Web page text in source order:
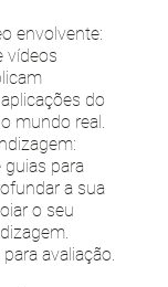
envolvente:
vídeos
do
mundo real.
guias para
a sua
o seu
avaliação.